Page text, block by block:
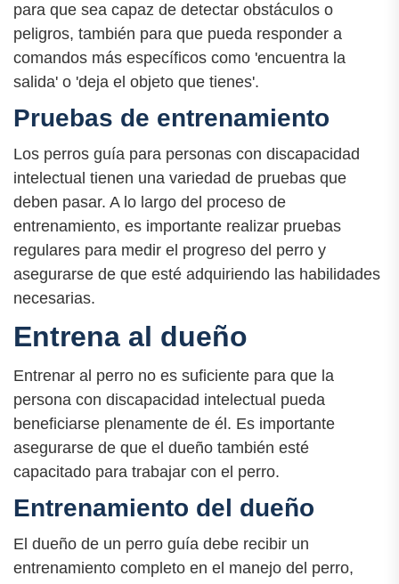
para que sea capaz de detectar obstáculos o
peligros, también para que pueda responder a
comandos más específicos como 'encuentra la
salida' o 'deja el objeto que tienes'.
Pruebas de entrenamiento
Los perros guía para personas con discapacidad
intelectual tienen una variedad de pruebas que
deben pasar. A lo largo del proceso de
entrenamiento, es importante realizar pruebas
regulares para medir el progreso del perro y
asegurarse de que esté adquiriendo las habilidades
necesarias.
Entrena al dueño
Entrenar al perro no es suficiente para que la
persona con discapacidad intelectual pueda
beneficiarse plenamente de él. Es importante
asegurarse de que el dueño también esté
capacitado para trabajar con el perro.
Entrenamiento del dueño
El dueño de un perro guía debe recibir un
entrenamiento completo en el manejo del perro,